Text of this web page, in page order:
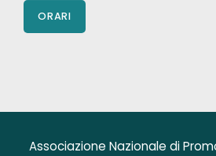
ORARI
Associazione Nazionale di